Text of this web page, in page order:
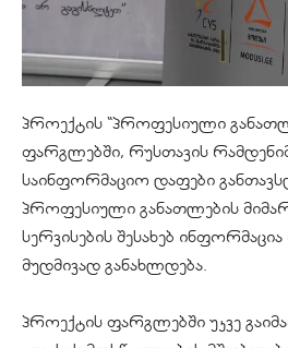
პროექტის “პროფესიული
ფარგლებში, რუსთავის
საინფორმაციო დაფები
პროფესიული განათლების
სერვისების შესახებ
მუდმივად განახლდება.
პროექტის ფარგლებში უკვე